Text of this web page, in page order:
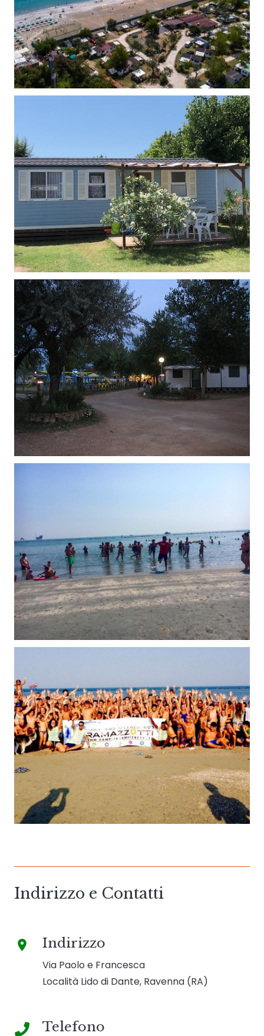
Indirizzo e Contatti
place Indirizzo
Via Paolo e Francesca
Località Lido di Dante, Ravenna (RA)
Telefono